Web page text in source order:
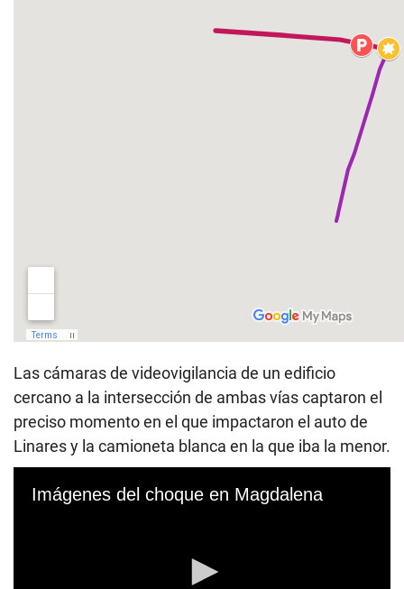
Las cámaras de videovigilancia de un edificio
cercano a la intersección de ambas vías captaron el
preciso momento en el que impactaron el auto de
Linares y la camioneta blanca en la que iba la menor.
Imágenes del choque en Magdalena